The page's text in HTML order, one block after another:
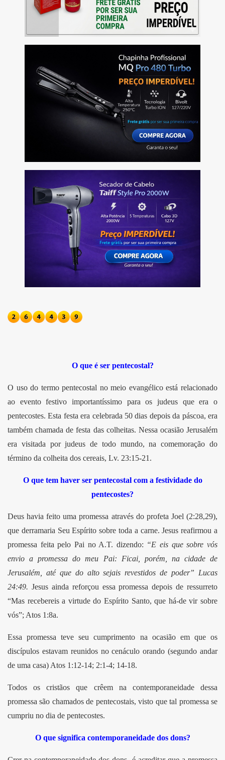
O que é ser pentecostal?
O uso do termo pentecostal no meio evangélico está relacionado
ao evento festivo importantíssimo para os judeus que era o
pentecostes. Esta festa era celebrada 50 dias depois da páscoa, era
também chamada de festa das colheitas. Nessa ocasião Jerusalém
era visitada por judeus de todo mundo, na comemoração do
término da colheita dos cereais, Lv. 23:15-21.
O que tem haver ser pentecostal com a festividade do
pentecostes?
Deus havia feito uma promessa através do profeta Joel (2:28,29),
que derramaria Seu Espírito sobre toda a carne. Jesus reafirmou a
promessa feita pelo Pai no A.T. dizendo: “E eis que sobre vós
envio a promessa do meu Pai: Ficai, porém, na cidade de
Jerusalém, até que do alto sejais revestidos de poder” Lucas
24:49. Jesus ainda reforçou essa promessa depois de ressurreto
“Mas recebereis a virtude do Espírito Santo, que há-de vir sobre
vós”; Atos 1:8a.
Essa promessa teve seu cumprimento na ocasião em que os
discípulos estavam reunidos no cenáculo orando (segundo andar
de uma casa) Atos 1:12-14; 2:1-4; 14-18.
Todos os cristãos que crêem na contemporaneidade dessa
promessa são chamados de pentecostais, visto que tal promessa se
cumpriu no dia de pentecostes.
O que significa contemporaneidade dos dons?